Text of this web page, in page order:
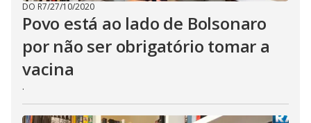
DO R7/27/10/2020
Povo está ao lado de Bolsonaro
por não ser obrigatório tomar a
vacina
.